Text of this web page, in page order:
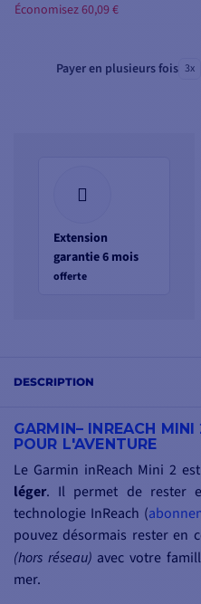
Économisez 60,09 €
Payer en plusieurs fois 3x
Extension
garantie 6 mois
offerte
DESCRIPTION
GARMIN– INREACH
POUR L'AVENTURE
Le Garmin inReach Mini 2
léger. Il permet de rester
technologie InReach (
pouvez désormais rester en
(hors réseau) avec votre
mer.